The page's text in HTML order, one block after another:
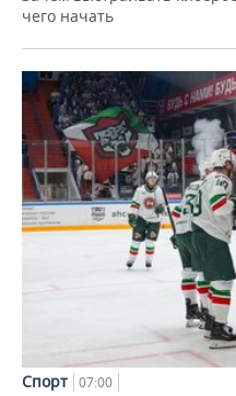
чего начать
Спорт 07:00